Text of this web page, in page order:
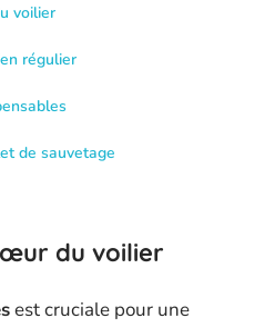
voilier
régulier
de sauvetage
du voilier
est cruciale pour une